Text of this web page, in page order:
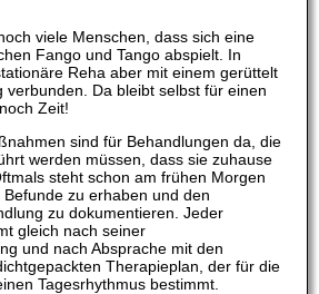
viele Menschen, dass sich eine
Fango und Tango abspielt. In
Reha aber mit einem gerüttelt
verbunden. Da bleibt selbst für einen
Zeit!
sind für Behandlungen da, die
werden müssen, dass sie zuhause
steht schon am frühen Morgen
zu erhaben und den
zu dokumentieren. Jeder
gleich nach seiner
und nach Absprache mit den
Therapieplan, der für die
Tagesrhythmus bestimmt.